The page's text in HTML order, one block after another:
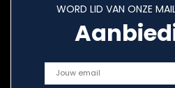
WORD LID VAN ONZE